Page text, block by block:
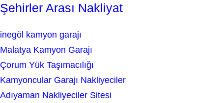
Şehirler Arası Nakliyat
inegöl kamyon garajı
Malatya Kamyon Garajı
Çorum Yük Taşımacılığı
Kamyoncular Garajı Nakliyeciler
Adıyaman Nakliyeciler Sitesi